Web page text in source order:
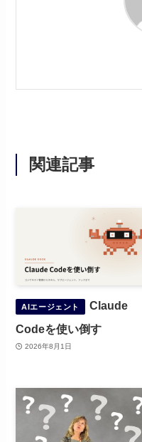
関連記事
AIエージェント
Claude
Codeを使い倒す
2026年8月1日